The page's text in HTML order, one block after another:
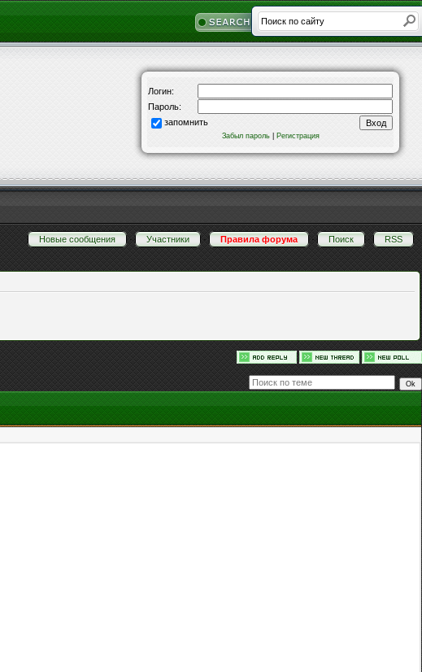
Логин:
Пароль:
запомнить
Забыл пароль| Регистрация
Новые сообщения · Участники · Правила форума · Поиск · RSS